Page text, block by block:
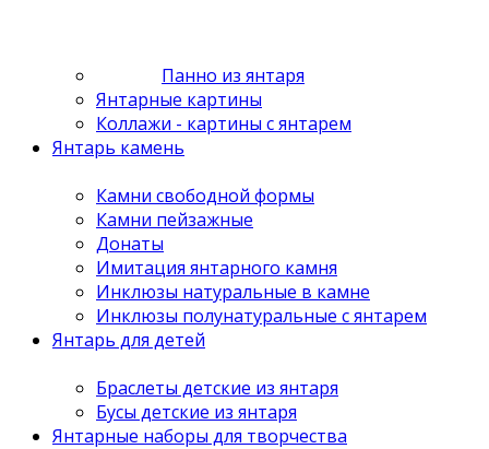
Панно из янтаря
Янтарные картины
Коллажи - картины с янтарем
Янтарь камень
Камни свободной формы
Камни пейзажные
Донаты
Имитация янтарного камня
Инклюзы натуральные в камне
Инклюзы полунатуральные с янтарем
Янтарь для детей
Браслеты детские из янтаря
Бусы детские из янтаря
Янтарные наборы для творчества